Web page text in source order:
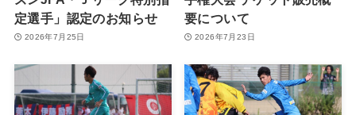
定選手」認定のお知らせ
2026年7月25日
要について
2026年7月23日